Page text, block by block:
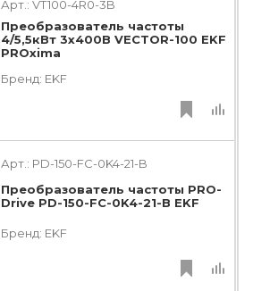
Арт.: VT100-4R0-3B
Преобразователь частоты
4/5,5кВт 3х400В VECTOR-100 EKF
PROxima
Бренд: EKF
Арт.: PD-150-FC-0K4-21-B
Преобразователь частоты PRO-
Drive PD-150-FC-0K4-21-B EKF
Бренд: EKF